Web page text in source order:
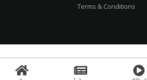
Terms & Conditions